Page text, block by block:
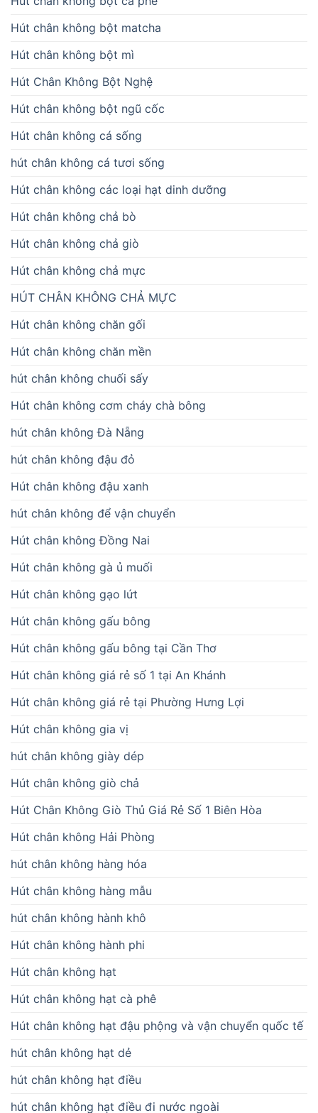
Hút chân không bột matcha
Hút chân không bột mì
Hút Chân Không Bột Nghệ
Hút chân không bột ngũ cốc
Hút chân không cá sống
hút chân không cá tươi sống
Hút chân không các loại hạt dinh dưỡng
Hút chân không chả bò
Hút chân không chả giò
Hút chân không chả mực
HÚT CHÂN KHÔNG CHẢ MỰC
Hút chân không chăn gối
Hút chân không chăn mền
hút chân không chuối sấy
Hút chân không cơm cháy chà bông
hút chân không Đà Nẵng
hút chân không đậu đỏ
Hút chân không đậu xanh
hút chân không để vận chuyển
Hút chân không Đồng Nai
Hút chân không gà ủ muối
Hút chân không gạo lứt
Hút chân không gấu bông
Hút chân không gấu bông tại Cần Thơ
Hút chân không giá rẻ số 1 tại An Khánh
Hút chân không giá rẻ tại Phường Hưng Lợi
Hút chân không gia vị
hút chân không giày dép
Hút chân không giò chả
Hút Chân Không Giò Thủ Giá Rẻ Số 1 Biên Hòa
Hút chân không Hải Phòng
hút chân không hàng hóa
Hút chân không hàng mẫu
hút chân không hành khô
Hút chân không hành phi
Hút chân không hạt
Hút chân không hạt cà phê
Hút chân không hạt đậu phộng và vận chuyển quốc tế
hút chân không hạt dẻ
hút chân không hạt điều
hút chân không hạt điều đi nước ngoài